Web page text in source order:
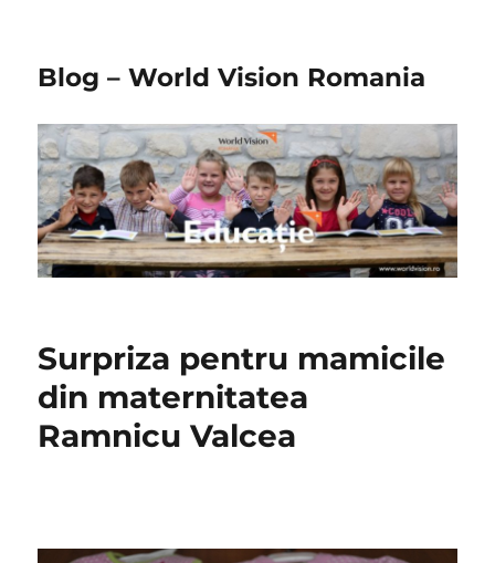
Blog – World Vision Romania
Surpriza pentru mamicile
din maternitatea
Ramnicu Valcea